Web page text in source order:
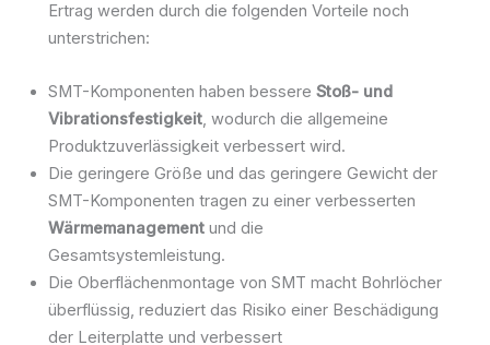
Ertrag werden durch die folgenden Vorteile noch
unterstrichen:
SMT-Komponenten haben bessere Stoß- und
Vibrationsfestigkeit, wodurch die allgemeine
Produktzuverlässigkeit verbessert wird.
Die geringere Größe und das geringere Gewicht der
SMT-Komponenten tragen zu einer verbesserten
Wärmemanagement und die
Gesamtsystemleistung.
Die Oberflächenmontage von SMT macht Bohrlöcher
überflüssig, reduziert das Risiko einer Beschädigung
der Leiterplatte und verbessert